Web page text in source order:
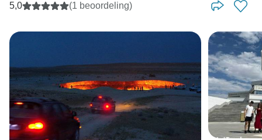
5,0 (1 beoordeling)